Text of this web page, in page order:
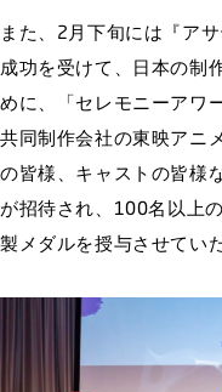
また、2月下旬には『ア
成功を受けて、日本の制
めに、「セレモニーアワ
共同制作会社の東映アニ
の皆様、キャストの皆様
が招待され、100名以上
製メダルを授与させてい